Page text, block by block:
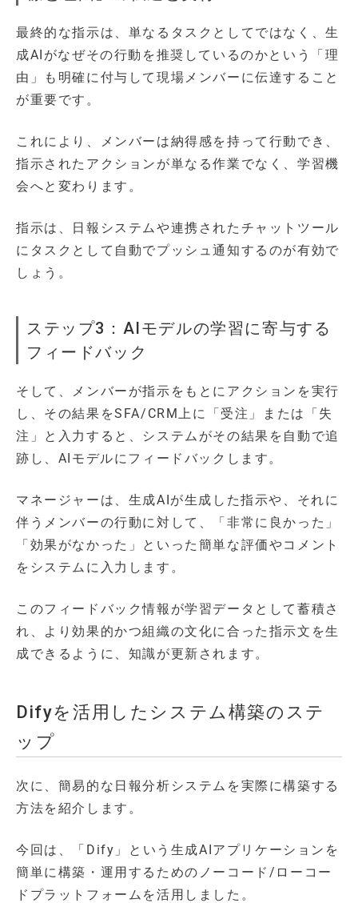
最終的な指示は、単なるタスクとしてではなく、生
成AIがなぜその行動を推奨しているのかという「理
由」も明確に付与して現場メンバーに伝達すること
が重要です。
これにより、メンバーは納得感を持って行動でき、
指示されたアクションが単なる作業でなく、学習機
会へと変わります。
指示は、日報システムや連携されたチャットツール
にタスクとして自動でプッシュ通知するのが有効で
しょう。
ステップ3：AIモデルの学習に寄与する
フィードバック
そして、メンバーが指示をもとにアクションを実行
し、その結果をSFA/CRM上に「受注」または「失
注」と入力すると、システムがその結果を自動で追
跡し、AIモデルにフィードバックします。
マネージャーは、生成AIが生成した指示や、それに
伴うメンバーの行動に対して、「非常に良かった」
「効果がなかった」といった簡単な評価やコメント
をシステムに入力します。
このフィードバック情報が学習データとして蓄積さ
れ、より効果的かつ組織の文化に合った指示文を生
成できるように、知識が更新されます。
Difyを活用したシステム構築のステ
ップ
次に、簡易的な日報分析システムを実際に構築する
方法を紹介します。
今回は、「Dify」という生成AIアプリケーションを
簡単に構築・運用するためのノーコード/ローコー
ドプラットフォームを活用しました。